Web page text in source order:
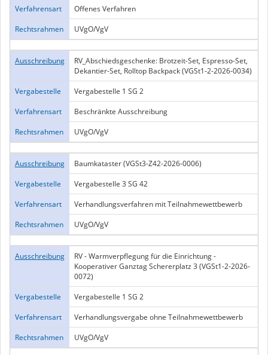
Verfahrensart
Offenes Verfahren
Rechtsrahmen
UVgO/VgV
Ausschreibung
RV_Abschiedsgeschenke: Brotzeit-Set, Espresso-Set,
Dekantier-Set, Rolltop Backpack (VGSt1-2-2026-0034)
Vergabestelle
Vergabestelle 1 SG 2
Verfahrensart
Beschränkte Ausschreibung
Rechtsrahmen
UVgO/VgV
Ausschreibung
Baumkataster (VGSt3-Z42-2026-0006)
Vergabestelle
Vergabestelle 3 SG 42
Verfahrensart
Verhandlungsverfahren mit Teilnahmewettbewerb
Rechtsrahmen
UVgO/VgV
Ausschreibung
RV - Warmverpflegung für die Einrichtung -
Kooperativer Ganztag Schererplatz 3 (VGSt1-2-2026-
0072)
Vergabestelle
Vergabestelle 1 SG 2
Verfahrensart
Verhandlungsvergabe ohne Teilnahmewettbewerb
Rechtsrahmen
UVgO/VgV